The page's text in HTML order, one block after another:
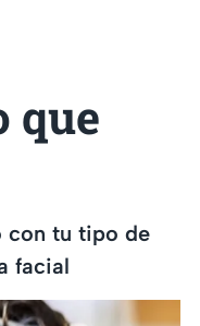
que
con tu tipo de
facial